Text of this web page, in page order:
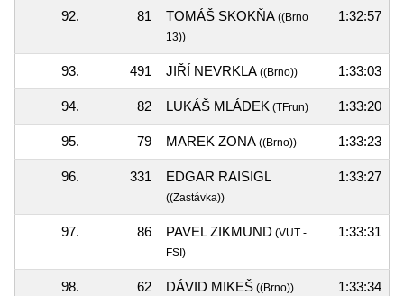
92. 81 TOMÁŠ SKOKŇA ((Brno
13))
1:32:57
93. 491 JIŘÍ NEVRKLA ((Brno)) 1:33:03
94. 82 LUKÁŠ MLÁDEK (TFrun) 1:33:20
95. 79 MAREK ZONA ((Brno)) 1:33:23
96. 331 EDGAR RAISIGL
((Zastávka))
1:33:27
97. 86 PAVEL ZIKMUND (VUT -
FSI)
1:33:31
98. 62 DÁVID MIKEŠ ((Brno)) 1:33:34